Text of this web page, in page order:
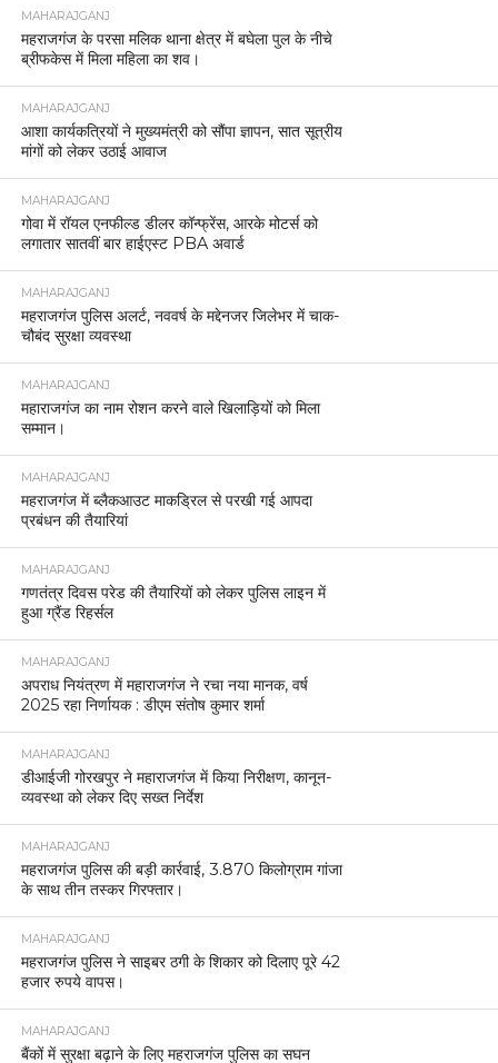
MAHARAJGANJ
महराजगंज के परसा मलिक थाना क्षेत्र में बघेला पुल के नीचे
ब्रीफकेस में मिला महिला का शव।
MAHARAJGANJ
आशा कार्यकत्रियों ने मुख्यमंत्री को सौंपा ज्ञापन, सात सूत्रीय
मांगों को लेकर उठाई आवाज
MAHARAJGANJ
गोवा में रॉयल एनफील्ड डीलर कॉन्फ्रेंस, आरके मोटर्स को
लगातार सातवीं बार हाईएस्ट PBA अवार्ड
MAHARAJGANJ
महराजगंज पुलिस अलर्ट, नववर्ष के मद्देनजर जिलेभर में चाक-
चौबंद सुरक्षा व्यवस्था
MAHARAJGANJ
महाराजगंज का नाम रोशन करने वाले खिलाड़ियों को मिला
सम्मान।
MAHARAJGANJ
महराजगंज में ब्लैकआउट माकड्रिल से परखी गई आपदा
प्रबंधन की तैयारियां
MAHARAJGANJ
गणतंत्र दिवस परेड की तैयारियों को लेकर पुलिस लाइन में
हुआ ग्रैंड रिहर्सल
MAHARAJGANJ
अपराध नियंत्रण में महाराजगंज ने रचा नया मानक, वर्ष
2025 रहा निर्णायक : डीएम संतोष कुमार शर्मा
MAHARAJGANJ
डीआईजी गोरखपुर ने महाराजगंज में किया निरीक्षण, कानून-
व्यवस्था को लेकर दिए सख्त निर्देश
MAHARAJGANJ
महराजगंज पुलिस की बड़ी कार्रवाई, 3.870 किलोग्राम गांजा
के साथ तीन तस्कर गिरफ्तार।
MAHARAJGANJ
महराजगंज पुलिस ने साइबर ठगी के शिकार को दिलाए पूरे 42
हजार रुपये वापस।
MAHARAJGANJ
बैंकों में सुरक्षा बढ़ाने के लिए महराजगंज पुलिस का सघन